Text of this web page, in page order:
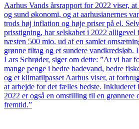
Aarhus Vands årsrapport for 2022 viser,
og sund økonomi, og at aarhusianernes
trods høj inflation og høje priser på el.
prisstigning, har selskabet i 2022 alligevel
næsten 500 mio. ud af en samlet
grønne tiltag og et sundere vandkredsløb.
Lars Schrøder, siger om dette: ”At vi har
mange penge i bedre badevand, bedre
og et klimatilpasset Aarhus viser, at
at arbejde for det fælles bedste. Inkluderet
2022 er også en omstilling til en grønnere
fremtid.”